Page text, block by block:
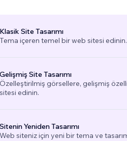
Klasik Site Tasarımı
Tema içeren temel bir web sitesi edinin.
Gelişmiş Site Tasarımı
Özelleştirilmiş görsellere, gelişmiş
sitesi edinin.
Sitenin Yeniden Tasarımı
Web siteniz için yeni bir tema ve